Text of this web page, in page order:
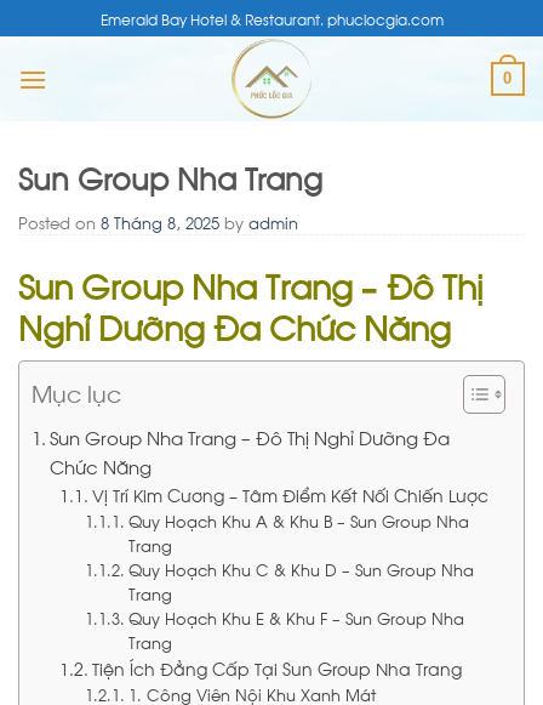
to
content
Emerald Bay Hotel & Restaurant. phuclocgia.com
0
Sun Group Nha Trang
Posted on 8 Tháng 8, 2025 by admin
Sun Group Nha Trang – Đô Thị
Nghỉ Dưỡng Đa Chức Năng
Mục lục
Sun Group Nha Trang – Đô Thị Nghỉ Dưỡng Đa
Chức Năng
Vị Trí Kim Cương – Tâm Điểm Kết Nối Chiến Lược
Quy Hoạch Khu A & Khu B – Sun Group Nha
Trang
Quy Hoạch Khu C & Khu D – Sun Group Nha
Trang
Quy Hoạch Khu E & Khu F – Sun Group Nha
Trang
Tiện Ích Đẳng Cấp Tại Sun Group Nha Trang
1. Công Viên Nội Khu Xanh Mát